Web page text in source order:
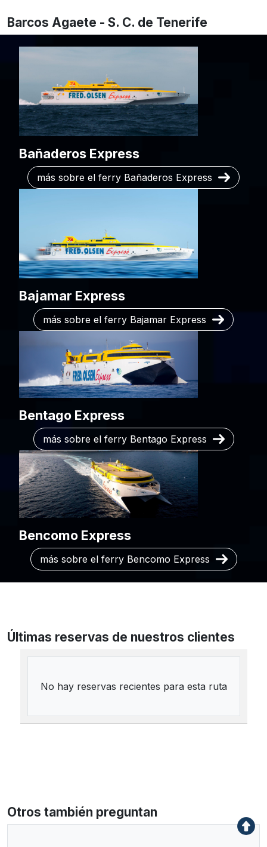
Barcos Agaete - S. C. de Tenerife
Bañaderos Express
más sobre el ferry Bañaderos Express
Bajamar Express
más sobre el ferry Bajamar Express
Bentago Express
más sobre el ferry Bentago Express
Bencomo Express
más sobre el ferry Bencomo Express
Últimas reservas de nuestros clientes
No hay reservas recientes para esta ruta
Otros también preguntan